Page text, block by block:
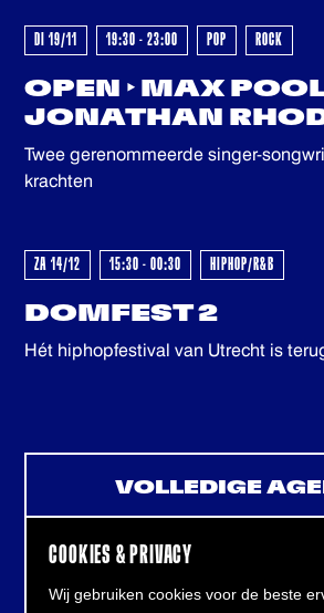
COOKIES & PRIVACY
Wij gebruiken cookies voor de beste
DI 19/11 19:30 - 23:00 POP ROCK
OPEN ‣ MAX
JONATHAN
Twee gerenommeerde singer-
krachten
-
ZA 14/12 15:30 - 00:30 HIPHOP/R&B
DOMFEST 2
Hét hiphopfestival van Utrecht is
VOLLEDIGE